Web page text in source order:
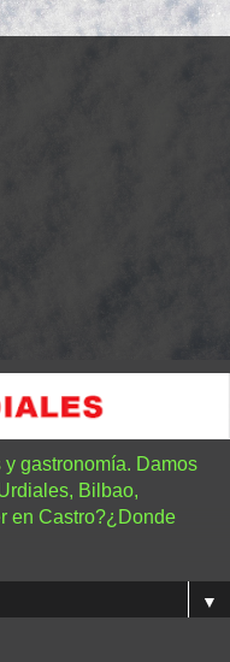
gastronomía. Damos
Bilbao,
en Castro?¿Donde
▼